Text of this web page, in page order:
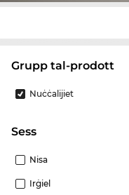
Grupp tal-prodott
Nuċċalijiet
Sess
Nisa
Irġiel